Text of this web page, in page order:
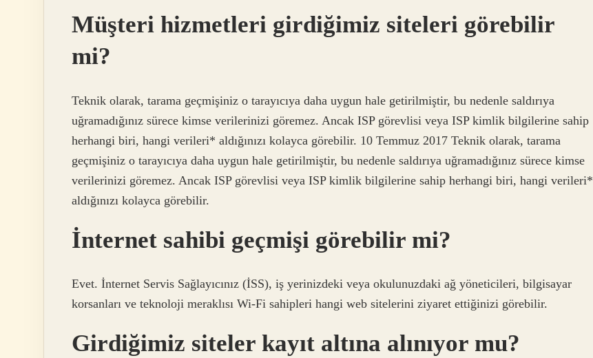
Müşteri hizmetleri girdiğimiz siteleri görebilir
mi?
Teknik olarak, tarama geçmişiniz o tarayıcıya daha uygun hale getirilmiştir, bu nedenle saldırıya
uğramadığınız sürece kimse verilerinizi göremez. Ancak ISP görevlisi veya ISP kimlik bilgilerine sahip
herhangi biri, hangi verileri* aldığınızı kolayca görebilir. 10 Temmuz 2017 Teknik olarak, tarama
geçmişiniz o tarayıcıya daha uygun hale getirilmiştir, bu nedenle saldırıya uğramadığınız sürece kimse
verilerinizi göremez. Ancak ISP görevlisi veya ISP kimlik bilgilerine sahip herhangi biri, hangi verileri*
aldığınızı kolayca görebilir.
İnternet sahibi geçmişi görebilir mi?
Evet. İnternet Servis Sağlayıcınız (İSS), iş yerinizdeki veya okulunuzdaki ağ yöneticileri, bilgisayar
korsanları ve teknoloji meraklısı Wi-Fi sahipleri hangi web sitelerini ziyaret ettiğinizi görebilir.
Girdiğimiz siteler kayıt altına alınıyor mu?